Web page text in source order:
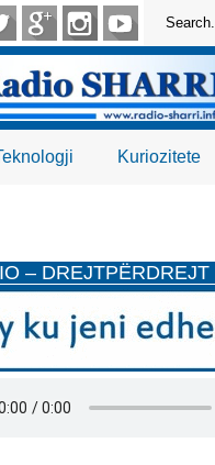
Kuriozitete
– DREJTPËRDREJT